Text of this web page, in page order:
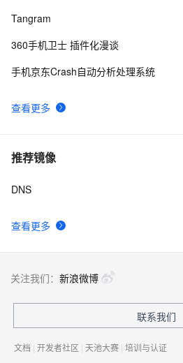
查看更多
Tangram
360手机卫士 插件化漫谈
手机京东Crash自动分析处理系统
推荐镜像
查看更多
DNS
关注我们： 新浪微博
联系我们
文档 | 开发者社区 | 天池大赛 | 培训与认证